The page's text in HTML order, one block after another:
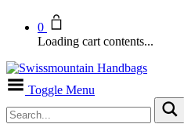
0
Loading cart contents...
Toggle Menu